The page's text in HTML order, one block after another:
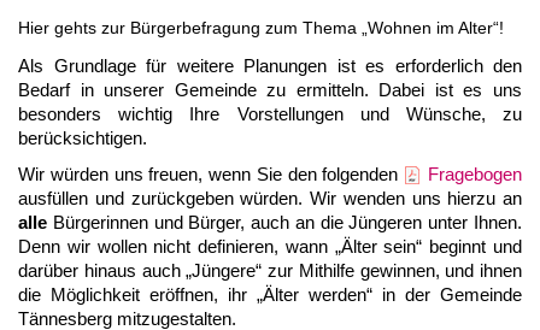
Hier gehts zur Bürgerbefragung zum Thema „Wohnen im Alter“!
Als Grundlage für weitere Planungen ist es erforderlich den
Bedarf in unserer Gemeinde zu ermitteln. Dabei ist es uns
besonders wichtig Ihre Vorstellungen und Wünsche, zu
berücksichtigen.
Wir würden uns freuen, wenn Sie den folgenden
Fragebogen
ausfüllen und zurückgeben würden. Wir wenden uns hierzu an
alle Bürgerinnen und Bürger, auch an die Jüngeren unter Ihnen.
Denn wir wollen nicht definieren, wann „Älter sein“ beginnt und
darüber hinaus auch „Jüngere“ zur Mithilfe gewinnen, und ihnen
die Möglichkeit eröffnen, ihr „Älter werden“ in der Gemeinde
Tännesberg mitzugestalten.